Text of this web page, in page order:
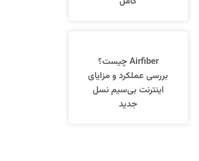
Airfiber چیست؟
بررسی عملکرد و مزایای
اینترنت بی‌سیم نسل
جدید